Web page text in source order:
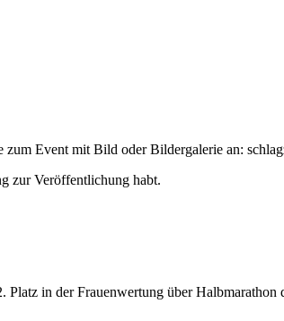
zum Event mit Bild oder Bildergalerie an:
zur Veröffentlichung habt.
in der Frauenwertung über